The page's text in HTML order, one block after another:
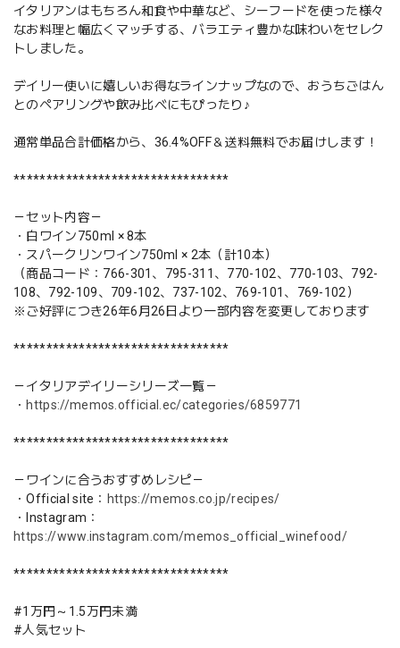
イタリアンはもちろん和食や中華など、シーフードを使った様々
なお料理と幅広くマッチする、バラエティ豊かな味わいをセレク
トしました。
デイリー使いに嬉しいお得なラインナップなので、おうちごはん
とのペアリングや飲み比べにもぴったり♪
通常単品合計価格から、36.4%OFF＆送料無料でお届けします！
*********************************
－セット内容－
・白ワイン750ml × 8本
・スパークリンワイン750ml × 2本（計10本）
（商品コード：766-301、795-311、770-102、770-103、792-
108、792-109、709-102、737-102、769-101、769-102）
※ご好評につき26年6月26日より一部内容を変更しております
*********************************
－イタリアデイリーシリーズ一覧－
・ https://memos.official.ec/categories/6859771
*********************************
－ワインに合うおすすめレシピ－
・Official site： https://memos.co.jp/recipes/
・Instagram：
https://www.instagram.com/memos_official_winefood/
*********************************
#1万円～1.5万円未満
#人気セット